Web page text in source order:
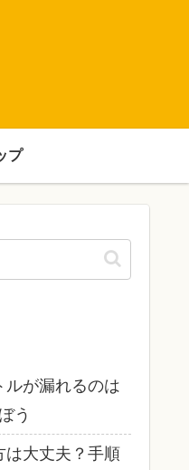
プ
ルが漏れるのは
う
は大丈夫？手順